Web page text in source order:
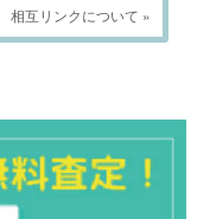
相互リンクについて »